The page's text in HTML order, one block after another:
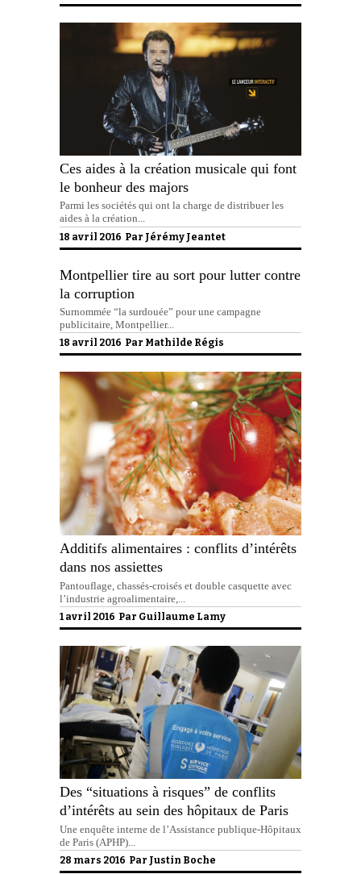
Ces aides à la création musicale qui font
le bonheur des majors
Parmi les sociétés qui ont la charge de distribuer les
aides à la création...
18 avril 2016 Par Jérémy Jeantet
Montpellier tire au sort pour lutter contre
la corruption
Surnommée “la surdouée” pour une campagne
publicitaire, Montpellier...
18 avril 2016 Par Mathilde Régis
Additifs alimentaires : conflits d’intérêts
dans nos assiettes
Pantouflage, chassés-croisés et double casquette avec
l’industrie agroalimentaire,...
1 avril 2016 Par Guillaume Lamy
Des “situations à risques” de conflits
d’intérêts au sein des hôpitaux de Paris
Une enquête interne de l’Assistance publique-Hôpitaux
de Paris (APHP)...
28 mars 2016 Par Justin Boche